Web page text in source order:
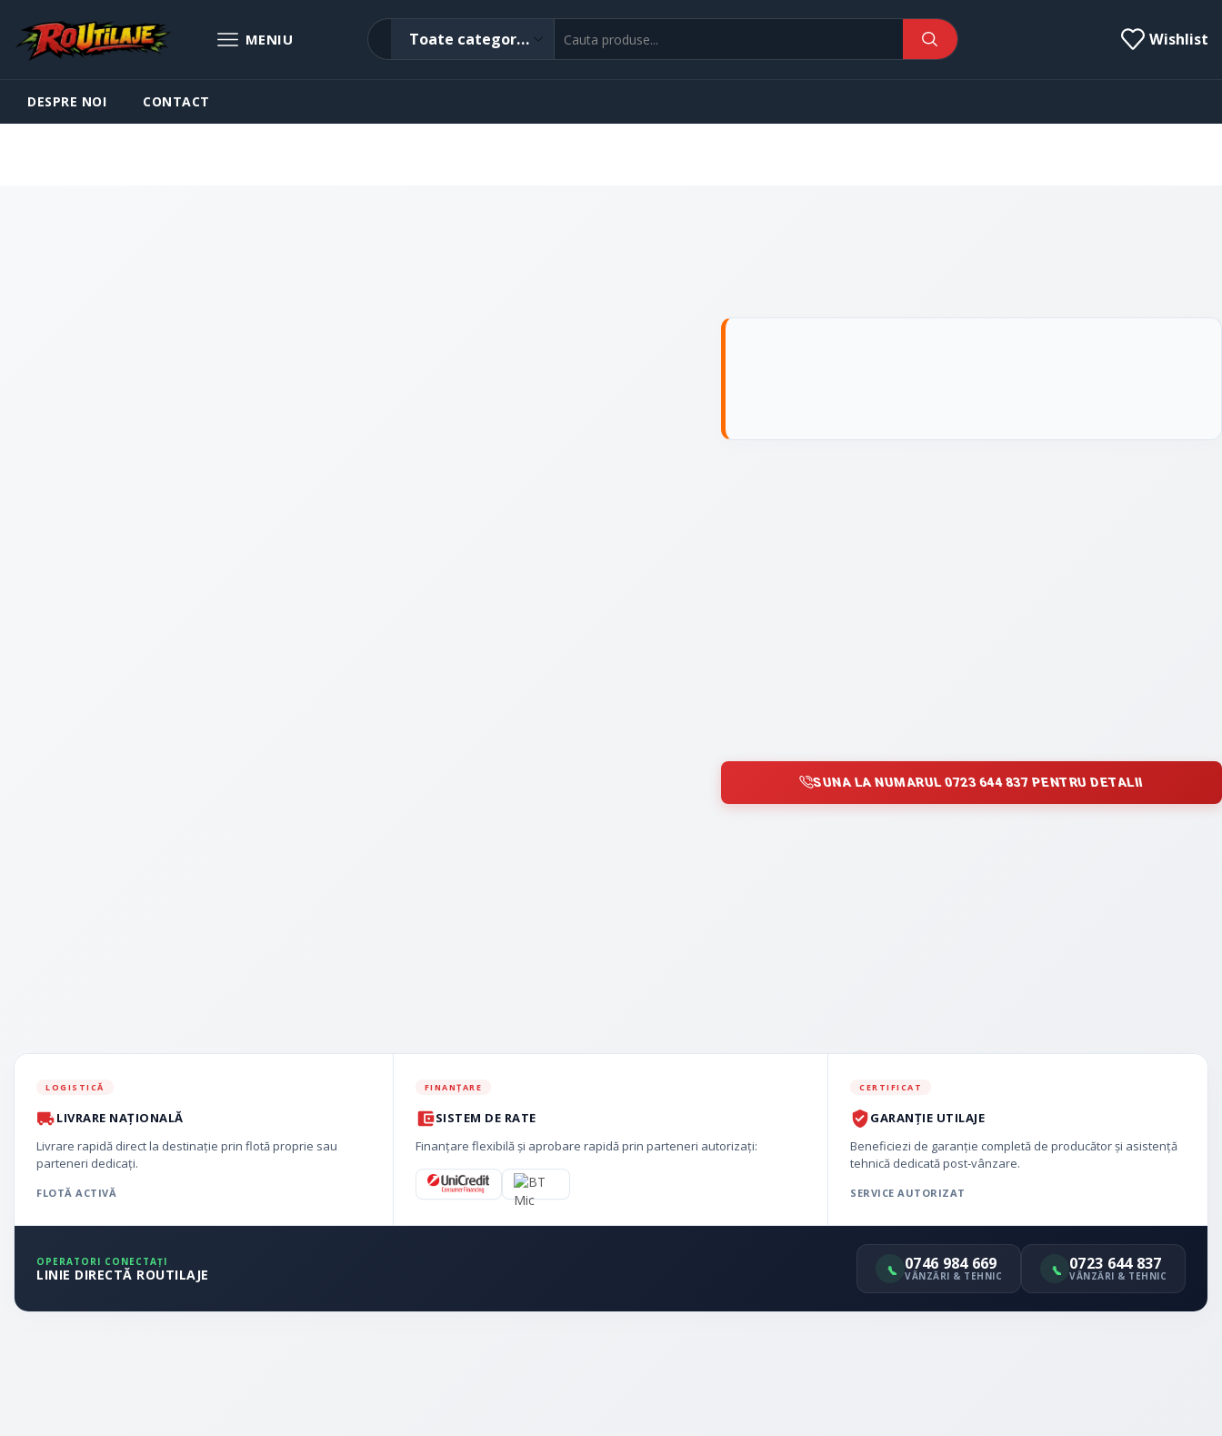
Wishlist
DESPRE NOI CONTACT
SUNA LA NUMARUL 0723 644 837 PENTRU DETALII
LOGISTICĂ
LIVRARE NAȚIONALĂ
Livrare rapidă direct la destinație prin flotă proprie sau
parteneri dedicați.
FLOTĂ ACTIVĂ
FINANȚARE
SISTEM DE RATE
Finanțare flexibilă și aprobare rapidă prin parteneri autorizați:
CERTIFICAT
GARANȚIE UTILAJE
Beneficiezi de garanție completă de producător și asistență
tehnică dedicată post-vânzare.
SERVICE AUTORIZAT
OPERATORI CONECTAȚI
LINIE DIRECTĂ ROUTILAJE
0746 984 669
VÂNZĂRI & TEHNIC
0723 644 837
VÂNZĂRI & TEHNIC